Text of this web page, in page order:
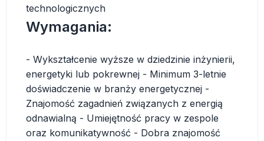
technologicznych
Wymagania:
- Wykształcenie wyższe w dziedzinie inżynierii,
energetyki lub pokrewnej - Minimum 3-letnie
doświadczenie w branży energetycznej -
Znajomość zagadnień związanych z energią
odnawialną - Umiejętność pracy w zespole
oraz komunikatywność - Dobra znajomość